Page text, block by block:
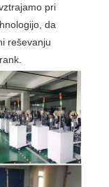
pri
da
reševanju